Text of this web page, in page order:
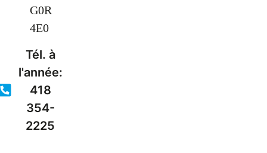
G0R
4E0
Tél. à
l'année:
418
354-
2225